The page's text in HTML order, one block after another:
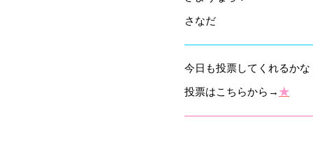
さなだ
今日も投票してくれるか
投票はこちらから→ ★